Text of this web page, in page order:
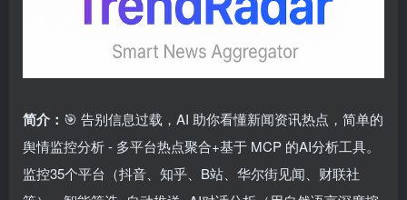
简介： 🎯 告别信息过载，AI 助你看懂新闻资讯热点，简单的
舆情监控分析 - 多平台热点聚合+基于 MCP 的AI分析工具。
监控35个平台（抖音、知乎、B站、华尔街见闻、财联社